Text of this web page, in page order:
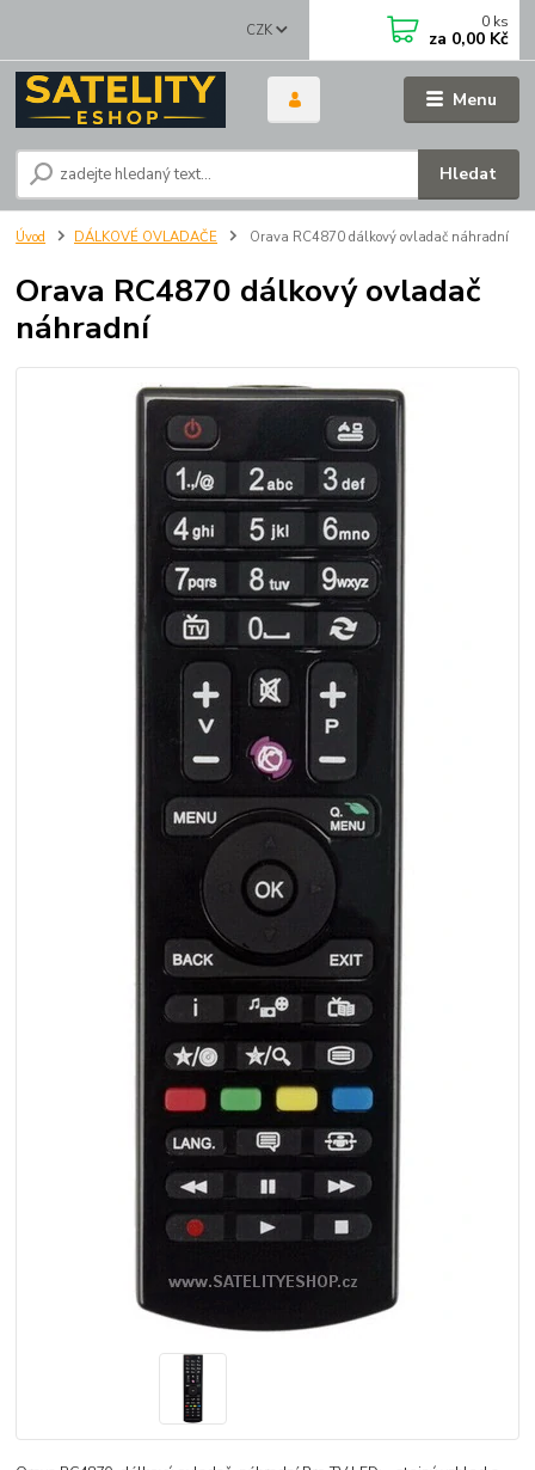
Menu
CZK
Hledat
0 ks
za 0,00 Kč
Úvod DÁLKOVÉ OVLADAČE Orava RC4870 dálkový ovladač náhradní
Orava RC4870 dálkový ovladač
náhradní